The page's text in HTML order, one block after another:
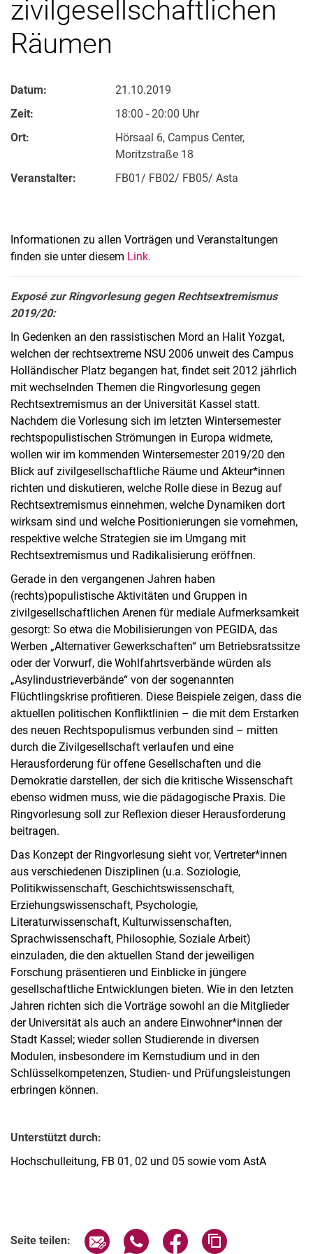
zivilgesellschaftlichen
Räumen
Datum:
21.10.2019
Zeit:
18:00 - 20:00 Uhr
Ort:
Hörsaal 6, Campus Center,
Moritzstraße 18
Veranstalter:
FB01/ FB02/ FB05/ Asta
Informationen zu allen Vorträgen und Veranstaltungen
finden sie unter diesem Link.
Exposé zur Ringvorlesung gegen Rechtsextremismus
2019/20:
In Gedenken an den rassistischen Mord an Halit Yozgat,
welchen der rechtsextreme NSU 2006 unweit des Campus
Holländischer Platz begangen hat, findet seit 2012 jährlich
mit wechselnden Themen die Ringvorlesung gegen
Rechtsextremismus an der Universität Kassel statt.
Nachdem die Vorlesung sich im letzten Wintersemester
rechtspopulistischen Strömungen in Europa widmete,
wollen wir im kommenden Wintersemester 2019/20 den
Blick auf zivilgesellschaftliche Räume und Akteur*innen
richten und diskutieren, welche Rolle diese in Bezug auf
Rechtsextremismus einnehmen, welche Dynamiken dort
wirksam sind und welche Positionierungen sie vornehmen,
respektive welche Strategien sie im Umgang mit
Rechtsextremismus und Radikalisierung eröffnen.
Gerade in den vergangenen Jahren haben
(rechts)populistische Aktivitäten und Gruppen in
zivilgesellschaftlichen Arenen für mediale Aufmerksamkeit
gesorgt: So etwa die Mobilisierungen von PEGIDA, das
Werben „Alternativer Gewerkschaften“ um Betriebsratssitze
oder der Vorwurf, die Wohlfahrtsverbände würden als
„Asylindustrieverbände“ von der sogenannten
Flüchtlingskrise profitieren. Diese Beispiele zeigen, dass die
aktuellen politischen Konfliktlinien – die mit dem Erstarken
des neuen Rechtspopulismus verbunden sind – mitten
durch die Zivilgesellschaft verlaufen und eine
Herausforderung für offene Gesellschaften und die
Demokratie darstellen, der sich die kritische Wissenschaft
ebenso widmen muss, wie die pädagogische Praxis. Die
Ringvorlesung soll zur Reflexion dieser Herausforderung
beitragen.
Das Konzept der Ringvorlesung sieht vor, Vertreter*innen
aus verschiedenen Disziplinen (u.a. Soziologie,
Politikwissenschaft, Geschichtswissenschaft,
Erziehungswissenschaft, Psychologie,
Literaturwissenschaft, Kulturwissenschaften,
Sprachwissenschaft, Philosophie, Soziale Arbeit)
einzuladen, die den aktuellen Stand der jeweiligen
Forschung präsentieren und Einblicke in jüngere
gesellschaftliche Entwicklungen bieten. Wie in den letzten
Jahren richten sich die Vorträge sowohl an die Mitglieder
der Universität als auch an andere Einwohner*innen der
Stadt Kassel; wieder sollen Studierende in diversen
Modulen, insbesondere im Kernstudium und in den
Schlüsselkompetenzen, Studien- und Prüfungsleistungen
erbringen können.
Unterstützt durch:
Hochschulleitung, FB 01, 02 und 05 sowie vom AstA
Seite teilen: Seite über E-Mail teilen
Seite über WhatsApp teilen
Seite über Facebook